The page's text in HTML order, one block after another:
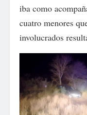
iba como
cuatro menores
involucrados